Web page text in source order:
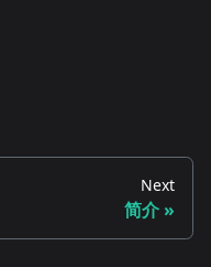
Next
简介